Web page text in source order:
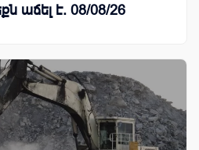
աճել է. 08/08/26